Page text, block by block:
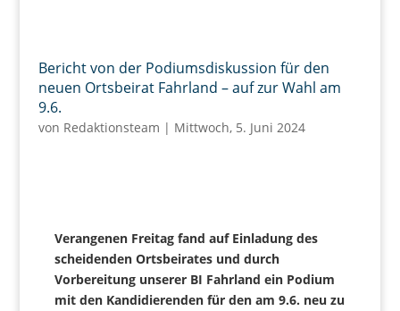
Bericht von der Podiumsdiskussion für den
neuen Ortsbeirat Fahrland – auf zur Wahl am
9.6.
von Redaktionsteam | Mittwoch, 5. Juni 2024
Verangenen Freitag fand auf Einladung des
scheidenden Ortsbeirates und durch
Vorbereitung unserer BI Fahrland ein Podium
mit den Kandidierenden für den am 9.6. neu zu